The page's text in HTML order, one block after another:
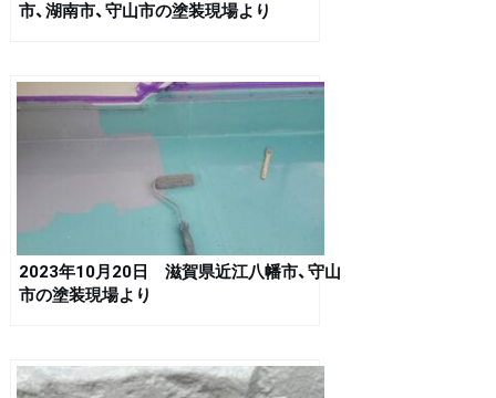
市、湖南市、守山市の塗装現場より
2023年10月20日 滋賀県近江八幡市、守山
市の塗装現場より